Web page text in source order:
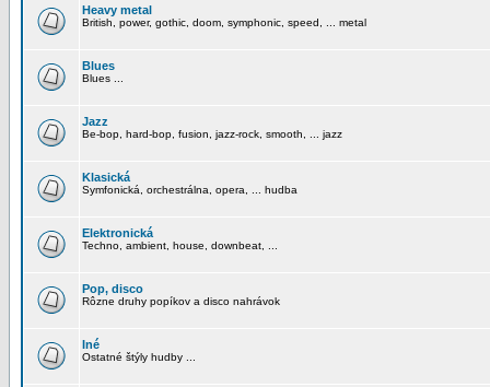
Heavy metal
British, power, gothic, doom, symphonic, speed, ... metal
Blues
Blues ...
Jazz
Be-bop, hard-bop, fusion, jazz-rock, smooth, ... jazz
Klasická
Symfonická, orchestrálna, opera, ... hudba
Elektronická
Techno, ambient, house, downbeat, ...
Pop, disco
Rôzne druhy popíkov a disco nahrávok
Iné
Ostatné štýly hudby ...